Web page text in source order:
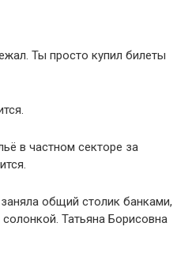
Ты просто купил билеты
в частном секторе за
общий столик банками,
Татьяна Борисовна